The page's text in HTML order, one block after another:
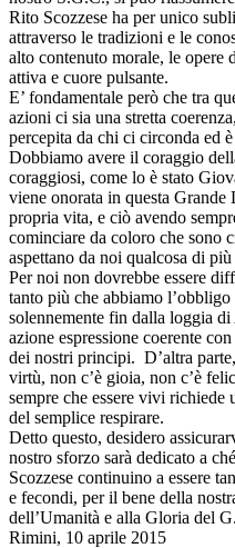
Rito Scozzese ha per unico
attraverso le tradizioni e le
alto contenuto morale, le opere
attiva e cuore pulsante.
E’ fondamentale però che tra
azioni ci sia una stretta
percepita da chi ci circonda ed
Dobbiamo avere il coraggio
coraggiosi, come lo è stato
viene onorata in questa
propria vita, e ciò avendo
cominciare da coloro che sono
aspettano da noi qualcosa di
Per noi non dovrebbe essere
tanto più che abbiamo
solennemente fin dalla loggia
azione espressione coerente
dei nostri principi. D’altra
virtù, non c’è gioia, non c’è
sempre che essere vivi
del semplice respirare.
Detto questo, desidero
nostro sforzo sarà dedicato a
Scozzese continuino a essere
e fecondi, per il bene della
dell’Umanità e alla Gloria del
Rimini, 10 aprile 2015